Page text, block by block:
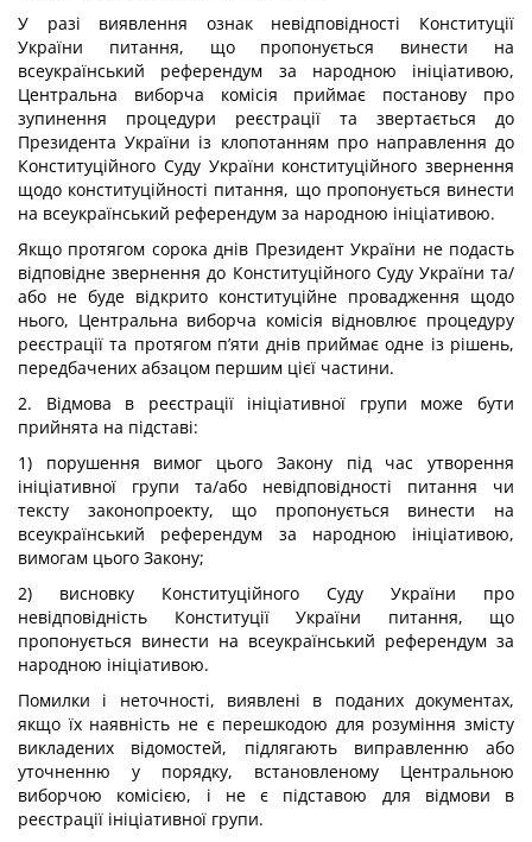
У разі виявлення ознак невідповідності Конституції
України питання, що пропонується винести на
всеукраїнський референдум за народною ініціативою,
Центральна виборча комісія приймає постанову про
зупинення процедури реєстрації та звертається до
Президента України із клопотанням про направлення до
Конституційного Суду України конституційного звернення
щодо конституційності питання, що пропонується винести
на всеукраїнський референдум за народною ініціативою.
Якщо протягом сорока днів Президент України не подасть
відповідне звернення до Конституційного Суду України та/
або не буде відкрито конституційне провадження щодо
нього, Центральна виборча комісія відновлює процедуру
реєстрації та протягом п’яти днів приймає одне із рішень,
передбачених абзацом першим цієї частини.
2. Відмова в реєстрації ініціативної групи може бути
прийнята на підставі:
1) порушення вимог цього Закону під час утворення
ініціативної групи та/або невідповідності питання чи
тексту законопроекту, що пропонується винести на
всеукраїнський референдум за народною ініціативою,
вимогам цього Закону;
2) висновку Конституційного Суду України про
невідповідність Конституції України питання, що
пропонується винести на всеукраїнський референдум за
народною ініціативою.
Помилки і неточності, виявлені в поданих документах,
якщо їх наявність не є перешкодою для розуміння змісту
викладених відомостей, підлягають виправленню або
уточненню у порядку, встановленому Центральною
виборчою комісією, і не є підставою для відмови в
реєстрації ініціативної групи.